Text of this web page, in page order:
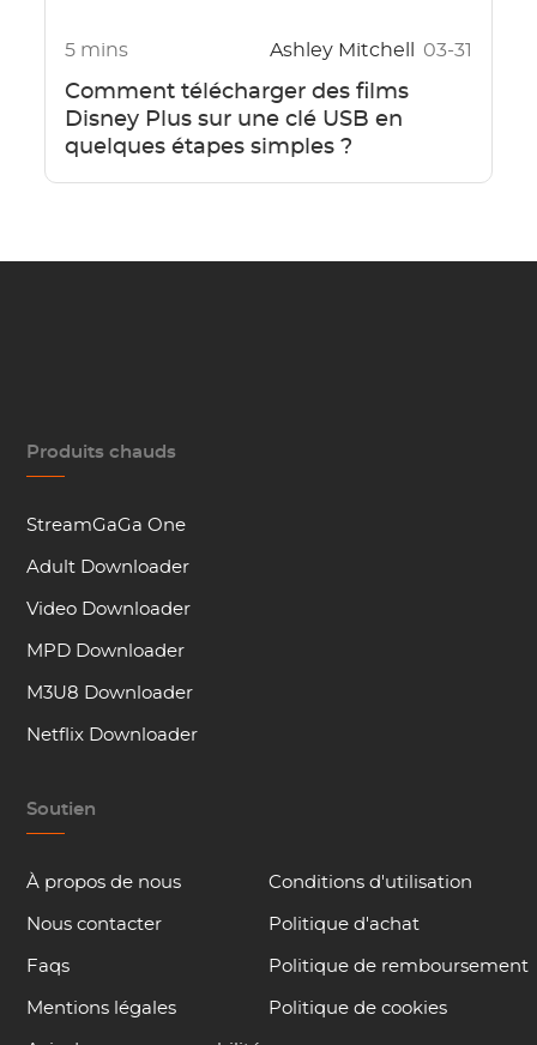
5 mins Ashley Mitchell 03-31
Comment télécharger des films
Disney Plus sur une clé USB en
quelques étapes simples ?
Produits chauds
StreamGaGa One
Adult Downloader
Video Downloader
MPD Downloader
M3U8 Downloader
Netflix Downloader
Soutien
À propos de nous
Nous contacter
Faqs
Mentions légales
Conditions d'utilisation
Politique d'achat
Politique de remboursement
Politique de cookies